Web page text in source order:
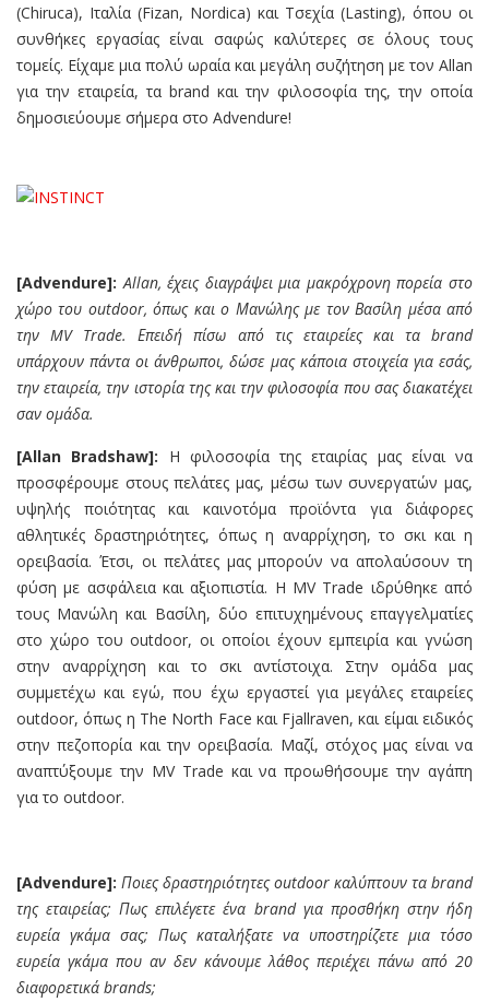
(Chiruca), Ιταλία (Fizan, Nordica) και Τσεχία (Lasting), όπου οι
συνθήκες εργασίας είναι σαφώς καλύτερες σε όλους τους
τομείς. Είχαμε μια πολύ ωραία και μεγάλη συζήτηση με τον Allan
για την εταιρεία, τα brand και την φιλοσοφία της, την οποία
δημοσιεύουμε σήμερα στο Advendure!
[Advendure]:Allan,έχεις διαγράψει μια μακρόχρονη πορεία στο
χώρο του outdoor,όπως και ο Μανώλης με τον Βασίλη μέσα από
τηνMV Trade.Επειδή πίσω από τις εταιρείες και ταbrand
υπάρχουν πάντα οι άνθρωποι, δώσε μας κάποια στοιχεία για εσάς,
την εταιρεία, την ιστορία της και την φιλοσοφία που σας διακατέχει
σαν ομάδα.
[Allan Bradshaw]: Η φιλοσοφία της εταιρίας μας είναι να
προσφέρουμε στους πελάτες μας, μέσω των συνεργατών μας,
υψηλής ποιότητας και καινοτόμα προϊόντα για διάφορες
αθλητικές δραστηριότητες, όπως η αναρρίχηση, το σκι και η
ορειβασία. Έτσι, οι πελάτες μας μπορούν να απολαύσουν τη
φύση με ασφάλεια και αξιοπιστία. Η MV Trade ιδρύθηκε από
τους Μανώλη και Βασίλη, δύο επιτυχημένους επαγγελματίες
στο χώρο του outdoor, οι οποίοι έχουν εμπειρία και γνώση
στην αναρρίχηση και το σκι αντίστοιχα. Στην ομάδα μας
συμμετέχω και εγώ, που έχω εργαστεί για μεγάλες εταιρείες
outdoor, όπως η The North Face και Fjallraven, και είμαι ειδικός
στην πεζοπορία και την ορειβασία. Μαζί, στόχος μας είναι να
αναπτύξουμε την MV Trade και να προωθήσουμε την αγάπη
για το outdoor.
[Advendure]: Ποιες δραστηριότητεςoutdoor καλύπτουν τα brand
της εταιρείας; Πως επιλέγετε ένα brand για προσθήκη στην ήδη
ευρεία γκάμα σας; Πως καταλήξατε να υποστηρίζετε μια τόσο
ευρεία γκάμα που αν δεν κάνουμε λάθος περιέχει πάνω από 20
διαφορετικά brands;